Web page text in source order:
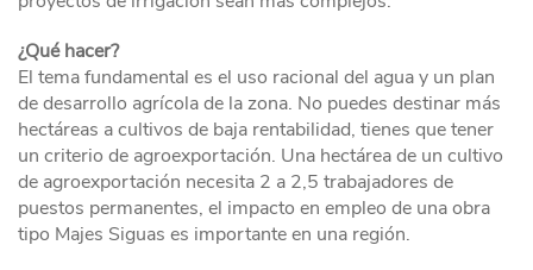
¿Qué hacer?
El tema fundamental es el uso racional del agua y un plan
de desarrollo agrícola de la zona. No puedes destinar más
hectáreas a cultivos de baja rentabilidad, tienes que tener
un criterio de agroexportación. Una hectárea de un cultivo
de agroexportación necesita 2 a 2,5 trabajadores de
puestos permanentes, el impacto en empleo de una obra
tipo Majes Siguas es importante en una región.